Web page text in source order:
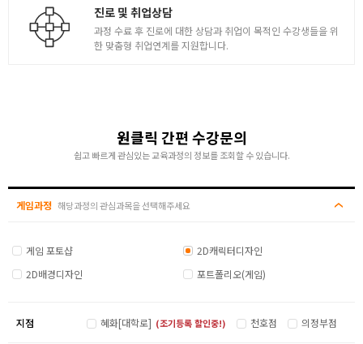
게임캐릭터 창작 2
- 게임캐릭터의 아이템
- 의상 스케치 선정리 레이어정리 기본 명암흐름 세팅
- 러프 베리에이션 / 게임캐릭터 설계도 만들기
- 캐릭터 디자인 디퓨즈컬러링
( 베리에이션 이후 2개 이상의 컨셉 스케치 제작 )
( 정면 / 정측면 / 측면 / 뒷면 )
진로 및 취업상담
과정 수료 후 진로에 대한 상담과 취업이 목적인 수강생들을 위
한 맞춤형 취업연계를 지원합니다.
원클릭 간편 수강문의
쉽고 빠르게 관심있는 교육과정의 정보를 조회할 수 있습니다.
게임과정 해당과정의 관심과목을 선택해주세요
게임 포토샵
2D캐릭터디자인
2D배경디자인
포트폴리오(게임)
지점 혜화[대학로] (조기등록 할인중!) 천호점 의정부점